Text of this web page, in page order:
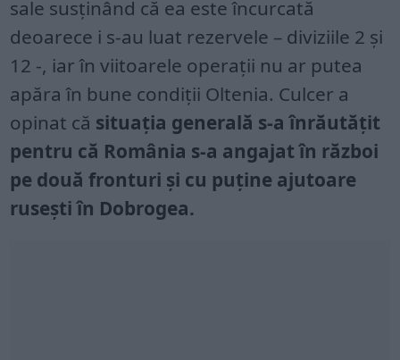
sale susținând că ea este încurcată
deoarece i s-au luat rezervele – diviziile 2 și
12 -, iar în viitoarele operații nu ar putea
apăra în bune condiții Oltenia. Culcer a
opinat că situația generală s-a înrăutățit
pentru că România s-a angajat în război
pe două fronturi și cu puține ajutoare
rusești în Dobrogea.